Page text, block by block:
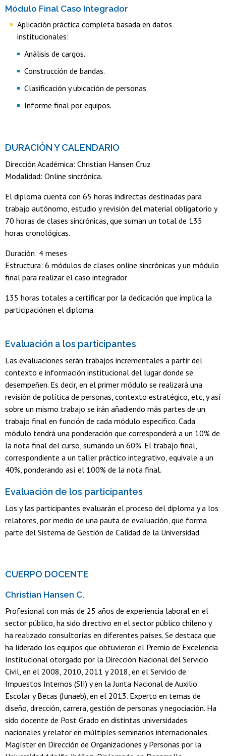
Módulo Final Caso Integrador
Aplicación práctica completa basada en datos
institucionales:
Análisis de cargos.
Construcción de bandas.
Clasificación y ubicación de personas.
Informe final por equipos.
DURACIÓN Y CALENDARIO
Dirección Académica: Christian Hansen Cruz
Modalidad: Online sincrónica.
El diploma cuenta con 65 horas indirectas destinadas para
trabajo autónomo, estudio y revisión del material obligatorio y
70 horas de clases sincrónicas, que suman un total de 135
horas cronológicas.
Duración: 4 meses
Estructura: 6 módulos de clases online sincrónicas y un módulo
final para realizar el caso integrador
135 horas totales a certificar por la dedicación que implica la
participaciónen el diploma.
Evaluación a los participantes
Las evaluaciones serán trabajos incrementales a partir del
contexto e información institucional del lugar donde se
desempeñen. Es decir, en el primer módulo se realizará una
revisión de política de personas, contexto estratégico, etc, y así
sobre un mismo trabajo se irán añadiendo más partes de un
trabajo final en función de cada módulo especifico. Cada
módulo tendrá una ponderación que corresponderá a un 10% de
la nota final del curso, sumando un 60%. El trabajo final,
correspondiente a un taller práctico integrativo, equivale a un
40%, ponderando así el 100% de la nota final.
Evaluación de los participantes
Los y las participantes evaluarán el proceso del diploma y a los
relatores, por medio de una pauta de evaluación, que forma
parte del Sistema de Gestión de Calidad de la Universidad.
CUERPO DOCENTE
Christian Hansen C.
Profesional con más de 25 años de experiencia laboral en el
sector público, ha sido directivo en el sector público chileno y
ha realizado consultorías en diferentes países. Se destaca que
ha liderado los equipos que obtuvieron el Premio de Excelencia
Institucional otorgado por la Dirección Nacional del Servicio
Civil, en el 2008, 2010, 2011 y 2018, en el Servicio de
Impuestos Internos (SII) y en la Junta Nacional de Auxilio
Escolar y Becas (Junaeb), en el 2013. Experto en temas de
diseño, dirección, carrera, gestión de personas y negociación. Ha
sido docente de Post Grado en distintas universidades
nacionales y relator en múltiples seminarios internacionales.
Magíster en Dirección de Organizaciones y Personas por la